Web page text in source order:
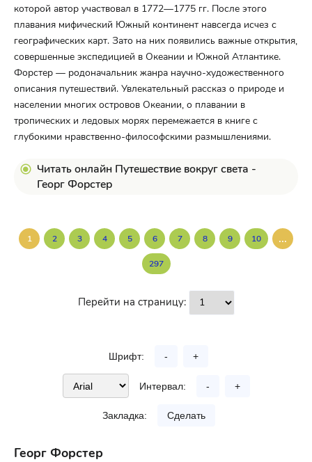
которой автор участвовал в 1772—1775 гг. После этого
плавания мифический Южный континент навсегда исчез с
географических карт. Зато на них появились важные открытия,
совершенные экспедицией в Океании и Южной Атлантике.
Форстер — родоначальник жанра научно-художественного
описания путешествий. Увлекательный рассказ о природе и
населении многих островов Океании, о плавании в
тропических и ледовых морях перемежается в книге с
глубокими нравственно-философскими размышлениями.
Читать онлайн Путешествие вокруг света -
Георг Форстер
1 2 3 4 5 6 7 8 9 10 ...
297
Перейти на страницу:
Шрифт: - +
Интервал: - +
Закладка: Сделать
Георг Форстер